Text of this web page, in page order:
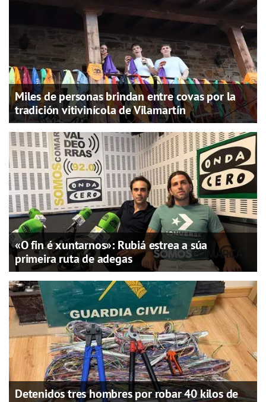
Miles de personas brindan entre covas por la
tradición vitivinícola de Vilamartín
«O fin é xuntarnos»: Rubiá estrea a súa
primeira ruta de adegas
Detenidos tres hombres por robar 40 kilos de